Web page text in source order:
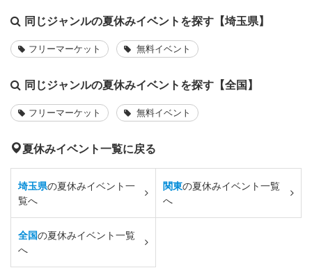
同じジャンルの夏休みイベントを探す【埼玉県】
フリーマーケット 無料イベント
同じジャンルの夏休みイベントを探す【全国】
フリーマーケット 無料イベント
夏休みイベント一覧に戻る
埼玉県の夏休みイベント一
覧へ
関東の夏休みイベント一覧
へ
全国の夏休みイベント一覧
へ